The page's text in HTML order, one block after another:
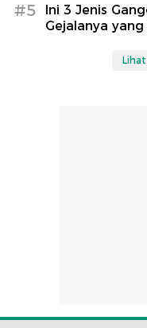
#5
Ini 3 Jenis
Gejalanya